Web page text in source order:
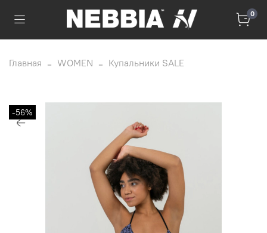
0
Главная WOMEN Купальники SALE
-56%